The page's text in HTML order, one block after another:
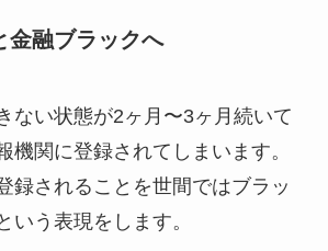
金融ブラックへ
ない状態が2ヶ月〜3ヶ月続いて
機関に登録されてしまいます。
録されることを世間ではブラッ
いう表現をします。